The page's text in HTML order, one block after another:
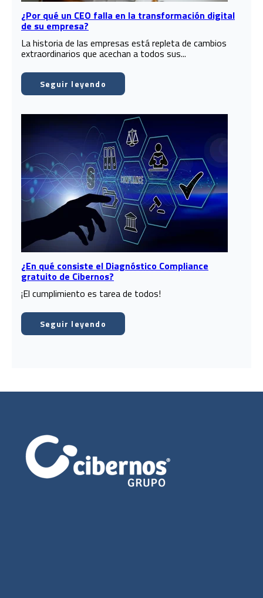
¿Por qué un CEO falla en la transformación digital
de su empresa?
La historia de las empresas está repleta de cambios
extraordinarios que acechan a todos sus...
Seguir leyendo
¿En qué consiste el Diagnóstico Compliance
gratuito de Cibernos?
¡El cumplimiento es tarea de todos!
Seguir leyendo